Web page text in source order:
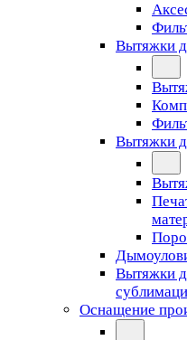
Вытяжки
Вытяжки
Вытяжки
Оснащение